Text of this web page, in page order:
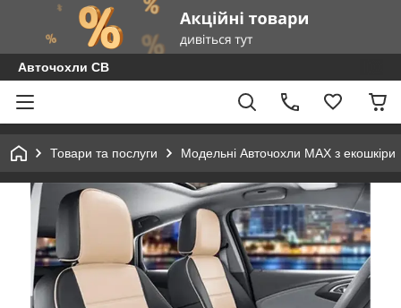
Авточохли СВ
Товари та послуги Модельні Авточохли MAX з екошкіри